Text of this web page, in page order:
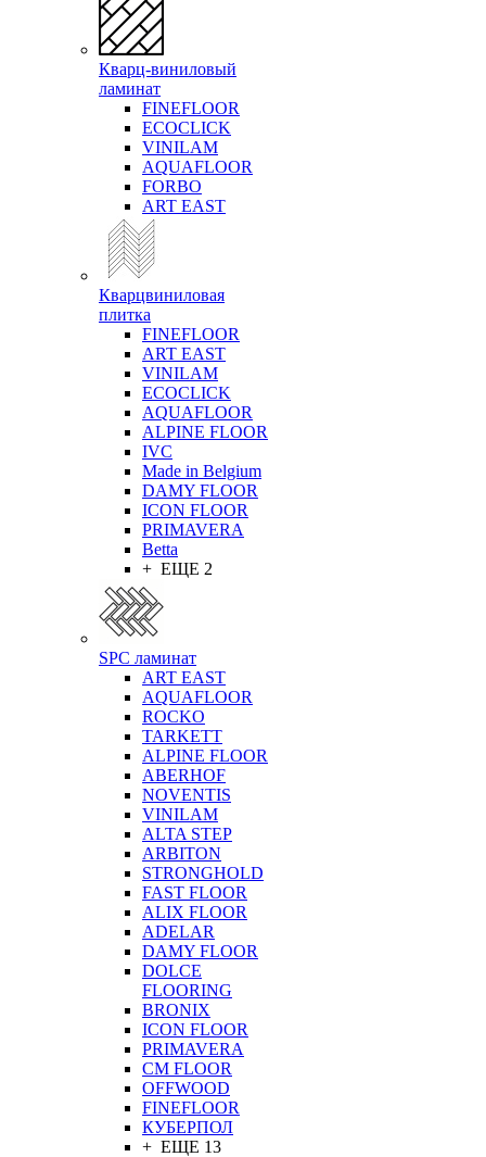
Кварц-виниловый
ламинат
FINEFLOOR
ECOCLICK
VINILAM
AQUAFLOOR
FORBO
ART EAST
Кварцвиниловая
плитка
FINEFLOOR
ART EAST
VINILAM
ECOCLICK
AQUAFLOOR
ALPINE FLOOR
IVC
Made in Belgium
DAMY FLOOR
ICON FLOOR
PRIMAVERA
Betta
+ ЕЩЕ 2
SPC ламинат
ART EAST
AQUAFLOOR
ROCKO
TARKETT
ALPINE FLOOR
ABERHOF
NOVENTIS
VINILAM
ALTA STEP
ARBITON
STRONGHOLD
FAST FLOOR
ALIX FLOOR
ADELAR
DAMY FLOOR
DOLCE
FLOORING
BRONIX
ICON FLOOR
PRIMAVERA
CM FLOOR
OFFWOOD
FINEFLOOR
КУБЕРПОЛ
+ ЕЩЕ 13